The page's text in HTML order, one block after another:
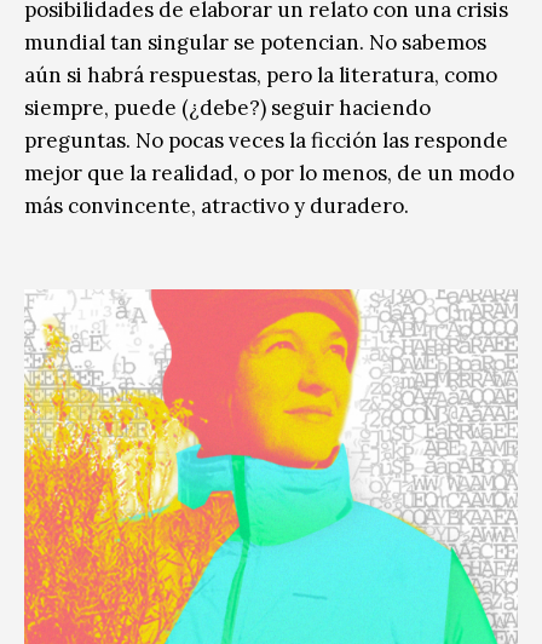
posibilidades de elaborar un relato con una crisis
mundial tan singular se potencian. No sabemos
aún si habrá respuestas, pero la literatura, como
siempre, puede (¿debe?) seguir haciendo
preguntas. No pocas veces la ficción las responde
mejor que la realidad, o por lo menos, de un modo
más convincente, atractivo y duradero.